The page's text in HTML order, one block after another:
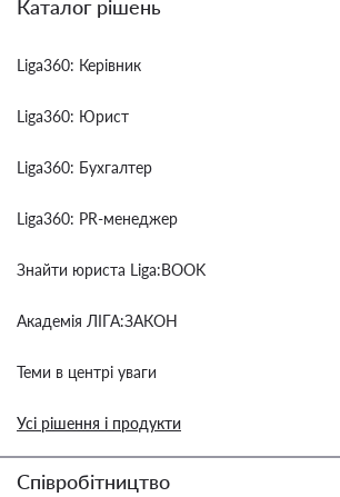
Каталог рішень
Liga360: Керівник
Liga360: Юрист
Liga360: Бухгалтер
Liga360: PR-менеджер
Знайти юриста Liga:BOOK
Академія ЛІГА:ЗАКОН
Теми в центрі уваги
Усі рішення і продукти
Співробітництво